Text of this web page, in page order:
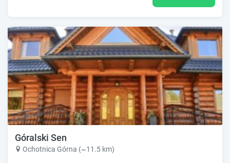
Góralski Sen
Ochotnica Górna (~11.5 km)